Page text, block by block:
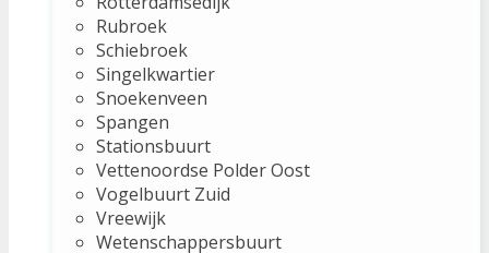
Rubroek
Schiebroek
Singelkwartier
Snoekenveen
Spangen
Stationsbuurt
Vettenoordse Polder Oost
Vogelbuurt Zuid
Vreewijk
Wetenschappersbuurt